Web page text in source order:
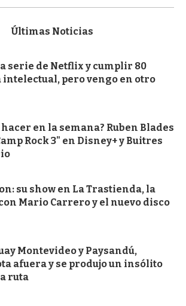
Últimas Noticias
serie de Netflix y cumplir 80
intelectual, pero vengo en otro
hacer en la semana? Ruben Blades
Rock 3" en Disney+ y Buitres
su show en La Trastienda, la
Mario Carrero y el nuevo disco
Montevideo y Paysandú,
afuera y se produjo un insólito
ruta